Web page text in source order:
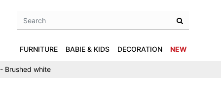
FURNITURE BABIE & KIDS DECORATION NEW
Brushed white